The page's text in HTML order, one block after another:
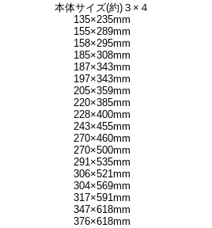
本体サイズ(約)３×４
135×235mm
155×289mm
158×295mm
185×308mm
187×343mm
197×343mm
205×359mm
220×385mm
228×400mm
243×455mm
270×460mm
270×500mm
291×535mm
306×521mm
304×569mm
317×591mm
347×618mm
376×618mm